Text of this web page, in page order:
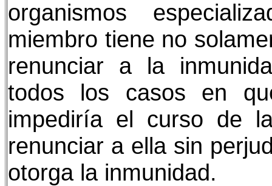
organismos
miembro tiene no
renunciar a la
todos los casos en
impediría el curso de
renunciar a ella sin
otorga la inmunidad.